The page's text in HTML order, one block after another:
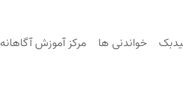
خواندنی ها مرکز آموزش آگاهانه